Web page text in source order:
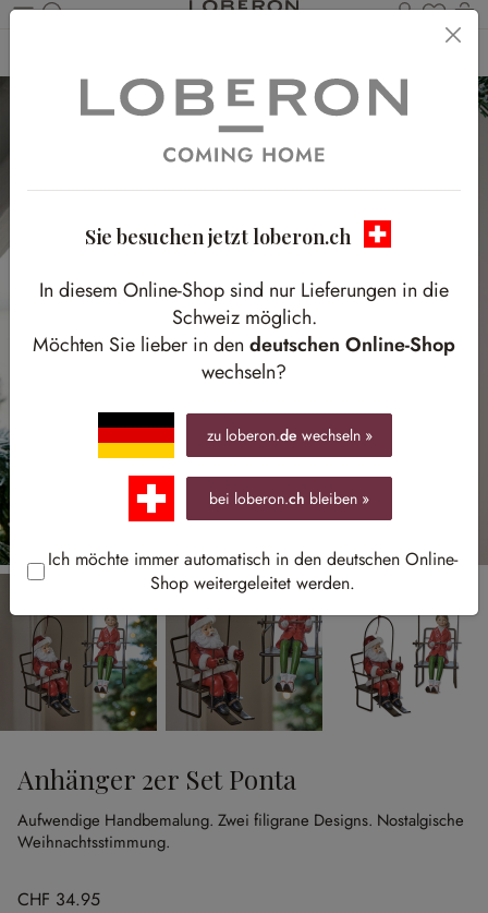
Du
Anhänger 2er Set Ponta
Aufwendige Handbemalung. Zwei filigrane Designs. Nostalgische
Weihnachtsstimmung.
CHF 34.95
Sie besuchen jetzt loberon.ch
In diesem Online-Shop sind nur Lieferungen in die
Schweiz möglich.
Möchten Sie lieber in den deutschen Online-Shop
wechseln?
zu loberon.de wechseln »
bei loberon.ch bleiben »
Ich möchte immer automatisch in den deutschen Online-
Shop weitergeleitet werden.